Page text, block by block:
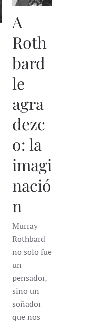
A
Roth
bard
le
agra
dezc
o: la
imagi
nació
n
Murray
Rothbard
no solo fue
un
pensador,
sino un
soñador
que nos